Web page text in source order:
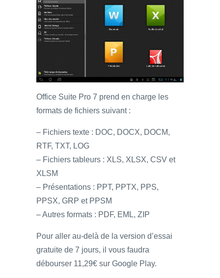
Office Suite Pro 7 prend en charge les
formats de fichiers suivant :
– Fichiers texte : DOC, DOCX, DOCM,
RTF, TXT, LOG
– Fichiers tableurs : XLS, XLSX, CSV et
XLSM
– Présentations : PPT, PPTX, PPS,
PPSX, GRP et PPSM
– Autres formats : PDF, EML, ZIP
Pour aller au-delà de la version d’essai
gratuite de 7 jours, il vous faudra
débourser 11,29€ sur Google Play.